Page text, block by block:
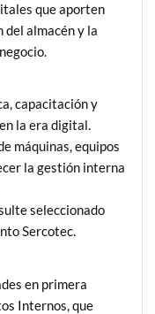
que aporten
del almacén y la
capacitación y
la era digital.
máquinas, equipos
la gestión interna
seleccionado
Sercotec.
en primera
Internos, que